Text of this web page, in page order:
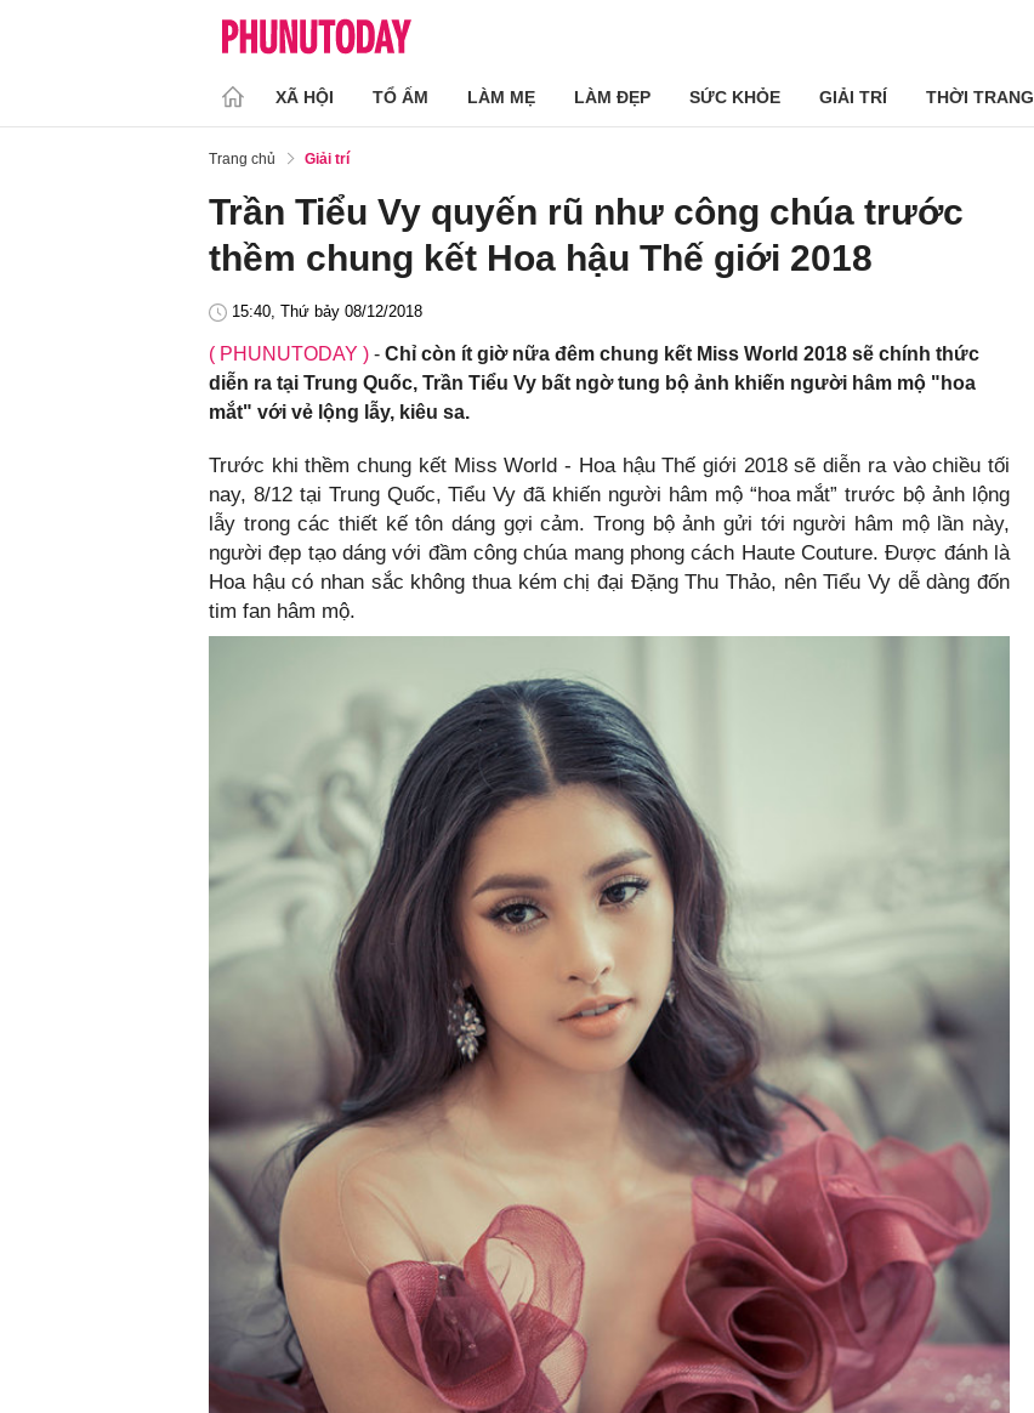
XÃ HỘI TỔ ẤM LÀM MẸ LÀM ĐẸP SỨC KHỎE GIẢI TRÍ THỜI TRANG
Trang chủ Giải trí
Trần Tiểu Vy quyến rũ như công chúa trước
thềm chung kết Hoa hậu Thế giới 2018
15:40, Thứ bảy 08/12/2018
( PHUNUTODAY ) - Chỉ còn ít giờ nữa đêm chung kết Miss World 2018 sẽ chính thức
diễn ra tại Trung Quốc, Trần Tiểu Vy bất ngờ tung bộ ảnh khiến người hâm mộ "hoa
mắt" với vẻ lộng lẫy, kiêu sa.
Trước khi thềm chung kết Miss World - Hoa hậu Thế giới 2018 sẽ diễn ra vào chiều tối
nay, 8/12 tại Trung Quốc, Tiểu Vy đã khiến người hâm mộ “hoa mắt” trước bộ ảnh lộng
lẫy trong các thiết kế tôn dáng gợi cảm. Trong bộ ảnh gửi tới người hâm mộ lần này,
người đẹp tạo dáng với đầm công chúa mang phong cách Haute Couture. Được đánh là
Hoa hậu có nhan sắc không thua kém chị đại Đặng Thu Thảo, nên Tiểu Vy dễ dàng đốn
tim fan hâm mộ.